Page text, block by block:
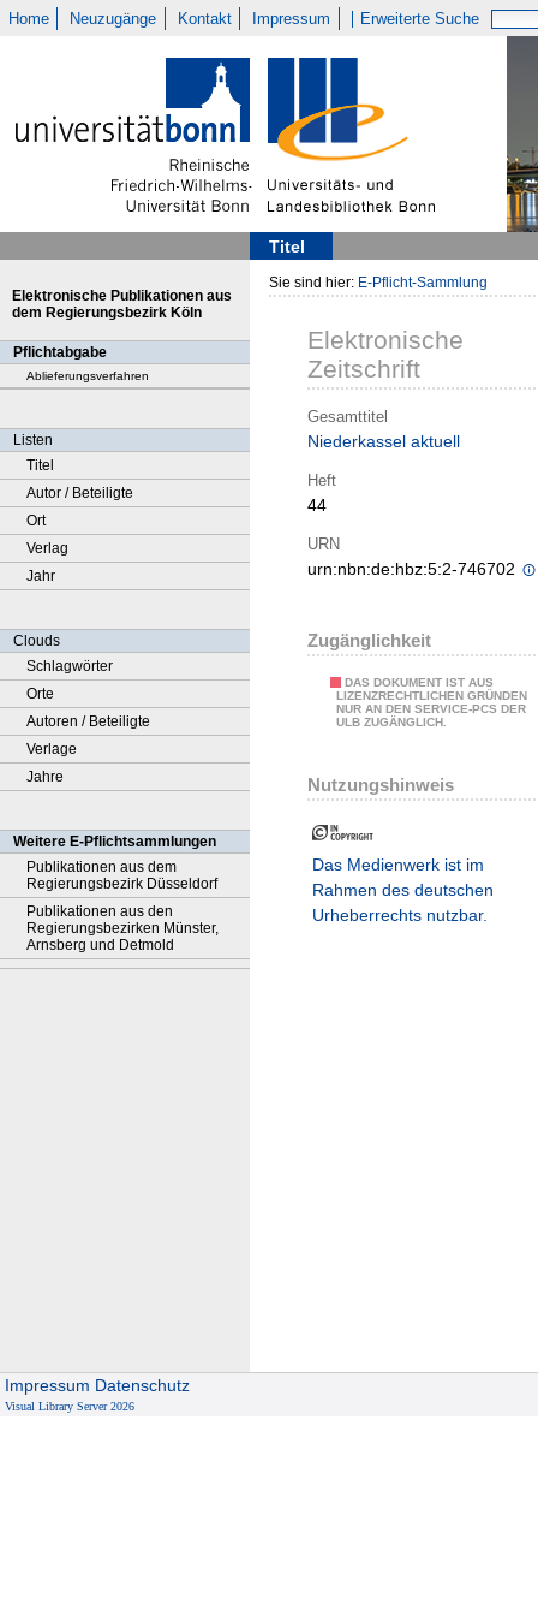
Home Neuzugänge Kontakt Impressum Erweiterte Suche
Titel
Elektronische Publikationen aus
dem Regierungsbezirk Köln
Pflichtabgabe
Ablieferungsverfahren
Listen
Titel
Autor / Beteiligte
Ort
Verlag
Jahr
Clouds
Schlagwörter
Orte
Autoren / Beteiligte
Verlage
Jahre
Weitere E-Pflichtsammlungen
Publikationen aus dem
Regierungsbezirk Düsseldorf
Publikationen aus den
Regierungsbezirken Münster,
Arnsberg und Detmold
Sie sind hier: E-Pflicht-Sammlung
Elektronische
Zeitschrift
Gesamttitel
Niederkassel aktuell
Heft
44
URN
urn:nbn:de:hbz:5:2-746702
Zugänglichkeit
DAS DOKUMENT IST AUS
LIZENZRECHTLICHEN GRÜNDEN
NUR AN DEN SERVICE-PCS DER
ULB ZUGÄNGLICH.
Nutzungshinweis
Das Medienwerk ist im
Rahmen des deutschen
Urheberrechts nutzbar.
Impressum Datenschutz
Visual Library Server 2026